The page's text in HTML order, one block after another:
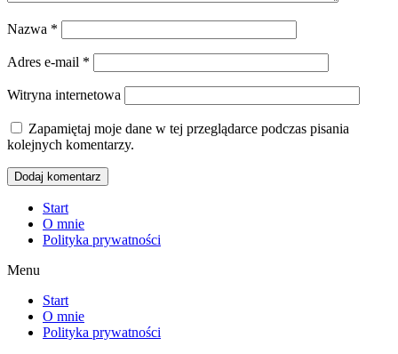
Nazwa *
Adres e-mail *
Witryna internetowa
Zapamiętaj moje dane w tej przeglądarce podczas pisania
kolejnych komentarzy.
Start
O mnie
Polityka prywatności
Menu
Start
O mnie
Polityka prywatności